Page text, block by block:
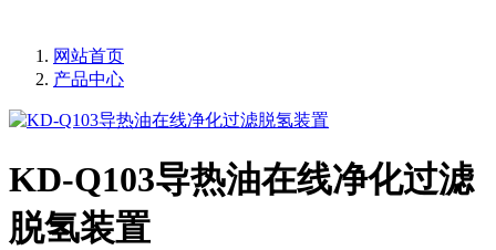
网站首页
产品中心
KD-Q103导热油在线净化过滤
脱氢装置